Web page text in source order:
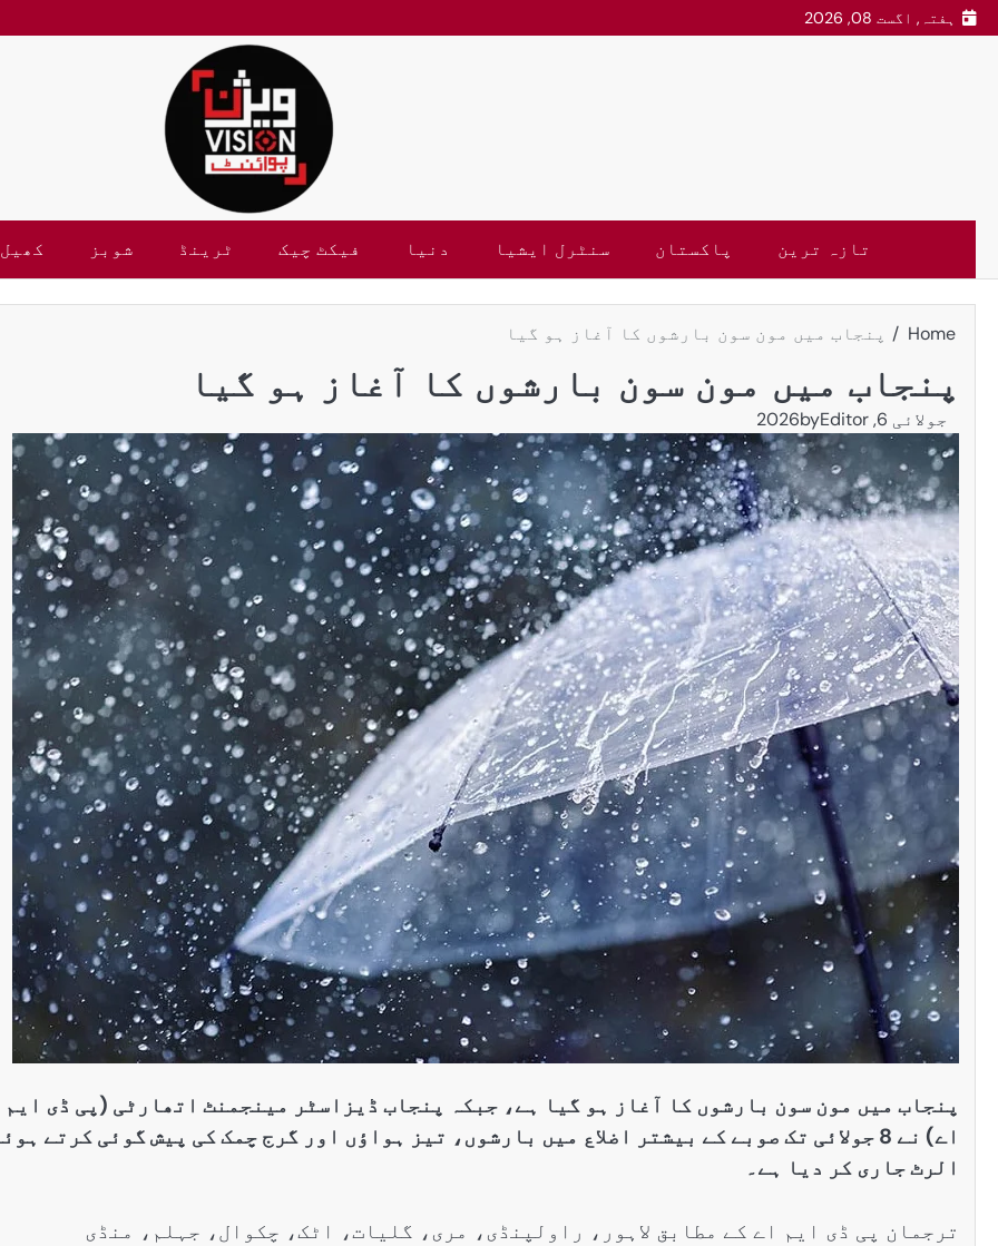
ہفتہ, اگست 08, 2026
تازہ ترین پاکستان سنٹرل ایشیا دنیا فیکٹ چیک ٹرینڈ شوبز کھیل
Home پنجاب میں مون سون بارشوں کا آغاز ہو گیا
پنجاب میں مون سون بارشوں کا آغاز ہو گیا
جولائی 6, 2026 byEditor
پنجاب میں مون سون بارشوں کا آغاز ہو گیا ہے، جبکہ پنجاب ڈیزاسٹر مینجمنٹ اتھارٹی (پی ڈی ایم
اے) نے 8 جولائی تک صوبے کے بیشتر اضلاع میں بارشوں، تیز ہواؤں اور گرج چمک کی پیش گوئی کرتے
الرٹ جاری کر دیا ہے۔
ترجمان پی ڈی ایم اے کے مطابق لاہور، راولپنڈی، مری، گلیات، اٹک، چکوال، جہلم، منڈی
سنٹرل ایشیا
پاکستان تاجکستان
ٹرانزٹ اور علاقائی روابط
بڑھانے پر اتفاق
Editor اپریل 29, 2026
سنٹرل ایشیا
اورتاجکستان کے درمیان
تجارت،سرمایہ کاری
اورعلاقائی روابط بڑھانے
اتفاق
Editor جولائی 25, 2026